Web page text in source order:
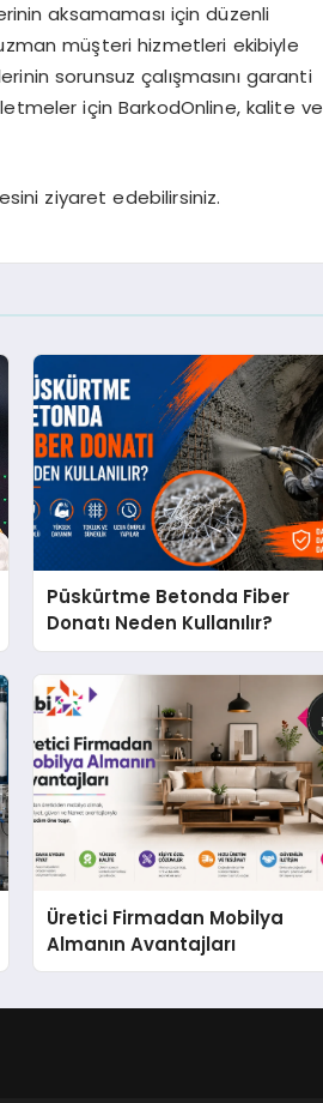
aksamaması için düzenli
müşteri hizmetleri ekibiyle
sorunsuz çalışmasını garanti
için BarkodOnline, kalite ve
ziyaret edebilirsiniz.
Püskürtme Betonda Fiber
Donatı Neden Kullanılır?
Üretici Firmadan Mobilya
Almanın Avantajları